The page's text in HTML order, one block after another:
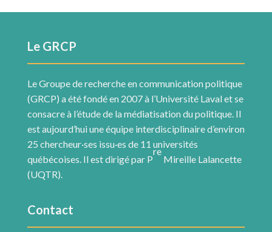
Le GRCP
Le Groupe de recherche en communication politique
(GRCP) a été fondé en 2007 à l’Université Laval et se
consacre à l’étude de la médiatisation du politique. Il
est aujourd’hui une équipe interdisciplinaire d’environ
25 chercheur·ses issu·es de 11 universités
québécoises. Il est dirigé par P
re
Mireille Lalancette
(UQTR).
Contact